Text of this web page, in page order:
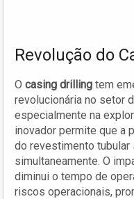
Revolução do
O casing drilling tem
revolucionária no setor
especialmente na
inovador permite que a
do revestimento tubular
simultaneamente. O
diminui o tempo de
riscos operacionais,